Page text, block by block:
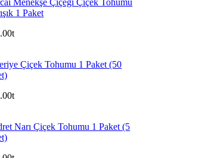
Menekşe Çiçeği Çiçek Tohumu
1 Paket
Çiçek Tohumu 1 Paket (50
Narı Çiçek Tohumu 1 Paket (5